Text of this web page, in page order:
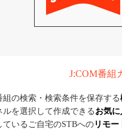
J:COM番組
組の検索・検索条件を保存する
を選択して作成できる お気
いるご自宅のSTBへの リモー